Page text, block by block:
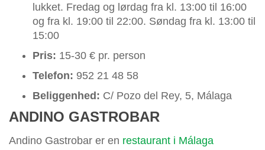
lukket. Fredag og lørdag fra kl. 13:00 til 16:00
og fra kl. 19:00 til 22:00. Søndag fra kl. 13:00 til
15:00
Pris: 15-30 € pr. person
Telefon: 952 21 48 58
Beliggenhed: C/ Pozo del Rey, 5, Málaga
ANDINO GASTROBAR
Andino Gastrobar er en restaurant i Málaga